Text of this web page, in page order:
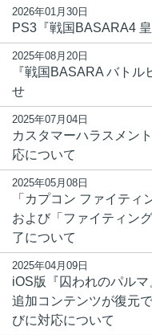
CAPCOM Global
Investor Relations
2026年01月30日
PS3『戦国BASARA4
2025年08月20日
『戦国BASARA バト
せ
2025年07月04日
カスタマーハラスメン
応について
2025年05月08日
「カプコン ファイティ
および「ファイティン
了について
2025年04月09日
iOS版『囚われのパルマ
追加コンテンツが復元
びに対応について